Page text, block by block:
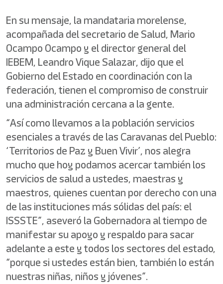
En su mensaje, la mandataria morelense,
acompañada del secretario de Salud, Mario
Ocampo Ocampo y el director general del
IEBEM, Leandro Vique Salazar, dijo que el
Gobierno del Estado en coordinación con la
federación, tienen el compromiso de construir
una administración cercana a la gente.
“Así como llevamos a la población servicios
esenciales a través de las Caravanas del Pueblo:
‘Territorios de Paz y Buen Vivir’, nos alegra
mucho que hoy podamos acercar también los
servicios de salud a ustedes, maestras y
maestros, quienes cuentan por derecho con una
de las instituciones más sólidas del país: el
ISSSTE”, aseveró la Gobernadora al tiempo de
manifestar su apoyo y respaldo para sacar
adelante a este y todos los sectores del estado,
“porque si ustedes están bien, también lo están
nuestras niñas, niños y jóvenes”.